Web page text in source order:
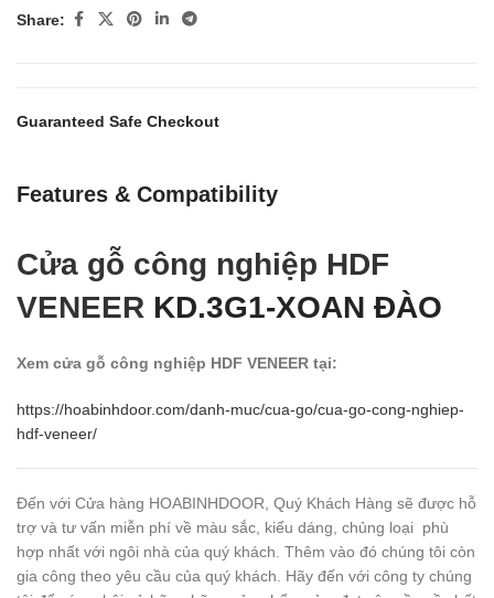
Share:
Guaranteed Safe Checkout
Features & Compatibility
Cửa gỗ công nghiệp HDF
VENEER KD.3G1-XOAN ĐÀO
Xem cửa gỗ công nghiệp HDF VENEER tại:
https://hoabinhdoor.com/danh-muc/cua-go/cua-go-cong-nghiep-
hdf-veneer/
Đến với Cửa hàng HOABINHDOOR, Quý Khách Hàng sẽ được hỗ
trợ và tư vấn miễn phí về màu sắc, kiểu dáng, chủng loại phù
hợp nhất với ngôi nhà của quý khách. Thêm vào đó chúng tôi còn
gia công theo yêu cầu của quý khách. Hãy đến với công ty chúng